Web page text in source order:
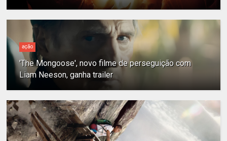
ação
'The Mongoose', novo filme de perseguição com
Liam Neeson, ganha trailer